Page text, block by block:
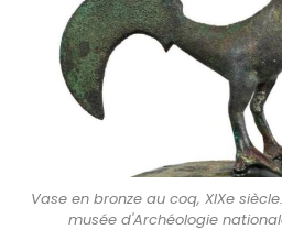
Vase en bronze au coq, XIXe
musée d'Archéologie